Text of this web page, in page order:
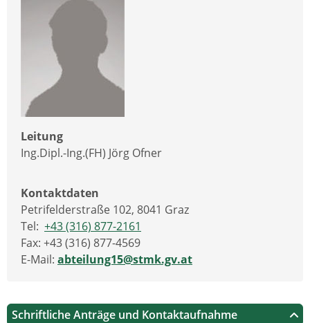
Leitung
Ing.Dipl.-Ing.(FH) Jörg Ofner
Kontaktdaten
Petrifelderstraße 102, 8041 Graz
Tel: +43 (316) 877-2161
Fax: +43 (316) 877-4569
E-Mail: abteilung15@stmk.gv.at
Schriftliche Anträge und Kontaktaufnahme